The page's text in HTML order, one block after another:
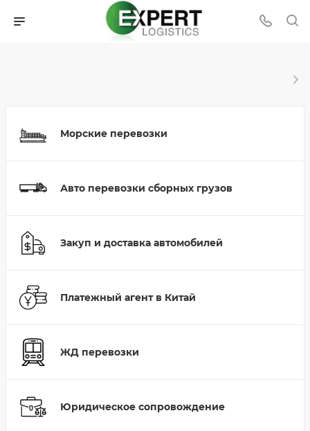
Морские перевозки
Авто перевозки сборных грузов
Закуп и доставка автомобилей
Платежный агент в Китай
ЖД перевозки
Юридическое сопровождение